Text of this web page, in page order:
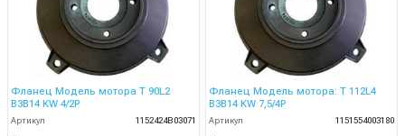
Фланец Модель мотора T 90L2
B3B14 KW 4/2P
Артикул 1152424B03071
Фланец Модель мотора: T 112L4
B3B14 KW 7,5/4P
Артикул 1151554003180